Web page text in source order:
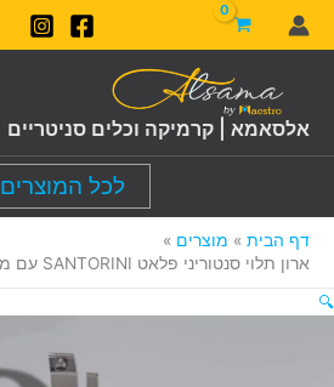
דילוג
לתוכן
אלסאמא | קרמיקה וכלים סניטריים
לכל המוצרים
דף הבית
מוצרים
ארון תלוי סנטוריני פלאט SANTORINI עם משטח בוצ'ר 50 ס"מ
🔍